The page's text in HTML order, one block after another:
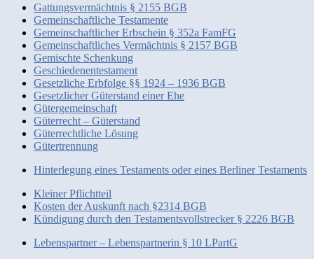
Gattungsvermächtnis § 2155 BGB
Gemeinschaftliche Testamente
Gemeinschaftlicher Erbschein § 352a FamFG
Gemeinschaftliches Vermächtnis § 2157 BGB
Gemischte Schenkung
Geschiedenentestament
Gesetzliche Erbfolge §§ 1924 – 1936 BGB
Gesetzlicher Güterstand einer Ehe
Gütergemeinschaft
Güterrecht – Güterstand
Güterrechtliche Lösung
Gütertrennung
Hinterlegung eines Testaments oder eines Berliner Testaments
Kleiner Pflichtteil
Kosten der Auskunft nach §2314 BGB
Kündigung durch den Testamentsvollstrecker § 2226 BGB
Lebenspartner – Lebenspartnerin § 10 LPartG